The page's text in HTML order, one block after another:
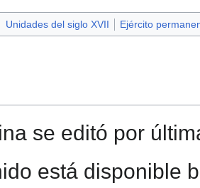
Unidades del siglo XVII Ejército
se editó por
está disponible